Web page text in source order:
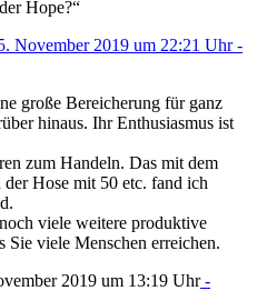
Hope?“
November 2019 um 22:21 Uhr-
große Bereicherung für ganz
hinaus. Ihr Enthusiasmus ist
zum Handeln. Das mit dem
Hose mit 50 etc. fand ich
viele weitere produktive
Sie viele Menschen erreichen.
2019 um 13:19 Uhr-